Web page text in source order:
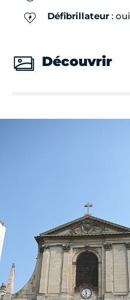
Défibrillateur: oui
Découvrir